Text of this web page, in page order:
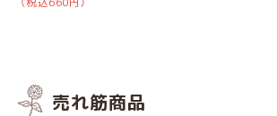
売れ筋商品